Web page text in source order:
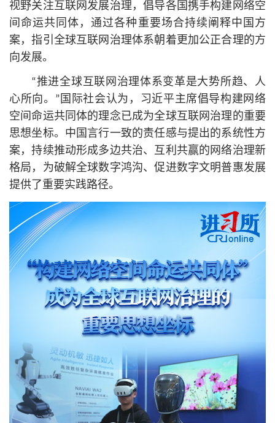
视野关注互联网发展治理，倡导各国携手构建网络空
间命运共同体，通过各种重要场合持续阐释中国方
案，指引全球互联网治理体系朝着更加公正合理的方
向发展。
“推进全球互联网治理体系变革是大势所趋、人
心所向。”国际社会认为，习近平主席倡导构建网络
空间命运共同体的理念已成为全球互联网治理的重要
思想坐标。中国言行一致的责任感与提出的系统性方
案，持续推动形成多边共治、互利共赢的网络治理新
格局，为破解全球数字鸿沟、促进数字文明普惠发展
提供了重要实践路径。